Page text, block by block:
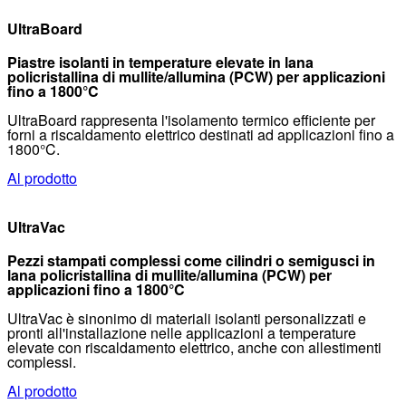
UltraBoard
Piastre isolanti in temperature elevate in lana
policristallina di mullite/allumina (PCW) per applicazioni
fino a 1800°C
UltraBoard rappresenta l'isolamento termico efficiente per
forni a riscaldamento elettrico destinati ad applicazioni fino a
1800°C.
Al prodotto
UltraVac
Pezzi stampati complessi come cilindri o semigusci in
lana policristallina di mullite/allumina (PCW) per
applicazioni fino a 1800°C
UltraVac è sinonimo di materiali isolanti personalizzati e
pronti all'installazione nelle applicazioni a temperature
elevate con riscaldamento elettrico, anche con allestimenti
complessi.
Al prodotto